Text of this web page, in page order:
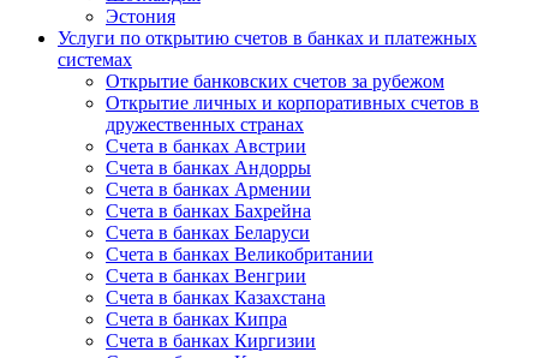
Эстония
Услуги по открытию счетов в банках и платежных
системах
Открытие банковских счетов за рубежом
Открытие личных и корпоративных счетов в
дружественных странах
Счета в банках Австрии
Счета в банках Андорры
Счета в банках Армении
Счета в банках Бахрейна
Счета в банках Беларуси
Счета в банках Великобритании
Счета в банках Венгрии
Счета в банках Казахстана
Счета в банках Кипра
Счета в банках Киргизии